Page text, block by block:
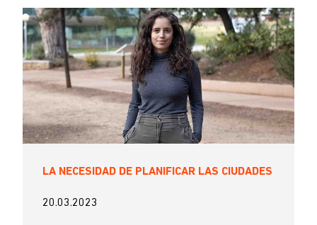
LA NECESIDAD DE PLANIFICAR LAS CIUDADES
20.03.2023